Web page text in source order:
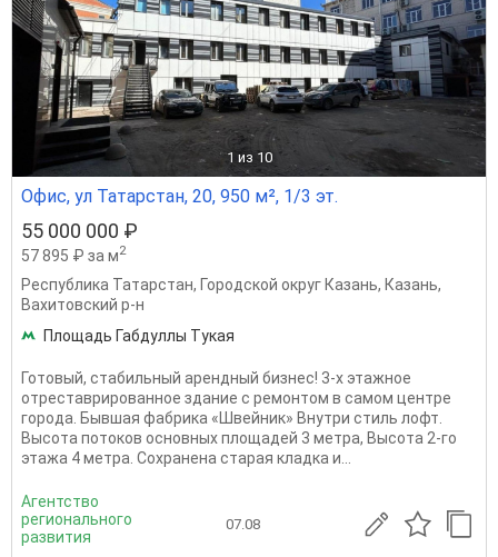
1 из 10
Офис, ул Татарстан, 20, 950 м², 1/3 эт.
55 000 000 ₽
57 895 ₽ за м2
Республика Татарстан, Городской округ Казань, Казань,
Вахитовский р-н
Площадь Габдуллы Тукая
Готовый, стабильный арендный бизнес! 3-х этажное
отреставрированное здание с ремонтом в самом центре
города. Бывшая фабрика «Швейник» Внутри стиль лофт.
Высота потоков основных площадей 3 метра, Высота 2-го
этажа 4 метра. Сохранена старая кладка и...
Агентство
регионального
развития
07.08